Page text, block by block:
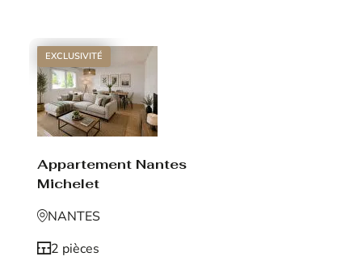
EXCLUSIVITÉ
Appartement Nantes
Michelet
NANTES
2 pièces